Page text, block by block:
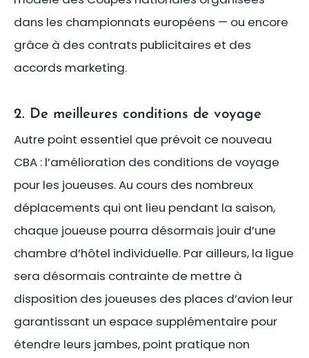
dans les championnats européens — ou encore
grâce à des contrats publicitaires et des
accords marketing.
2. De meilleures conditions de voyage
Autre point essentiel que prévoit ce nouveau
CBA : l’amélioration des conditions de voyage
pour les joueuses. Au cours des nombreux
déplacements qui ont lieu pendant la saison,
chaque joueuse pourra désormais jouir d’une
chambre d’hôtel individuelle. Par ailleurs, la ligue
sera désormais contrainte de mettre à
disposition des joueuses des places d’avion leur
garantissant un espace supplémentaire pour
étendre leurs jambes, point pratique non